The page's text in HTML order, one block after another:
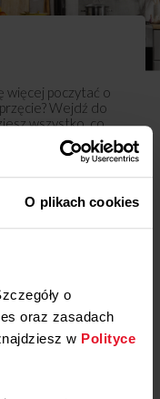
O plikach cookies
o
oraz zasadach
w Polityce
więcej poczytać o
Wejdź do
wszystko, co
o